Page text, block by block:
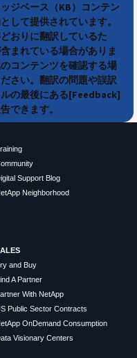
ジベース（KB）コンテン
して提供されています。
おりに翻訳しているた
まれている場合がありま
コンテンツを確認する場
さい。翻訳の問題や誤訳
の最後にある[Feedback]
できます。
Support Blog
Neighborhood
and Buy
A Partner
With NetApp
Public Sector Contracts
OnDemand Consumption
Visionary Centers